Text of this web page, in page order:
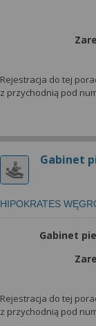
Rejestracja do tej
z przychodnią pod
Gabinet
HIPOKRATES
Gabinet
Rejestracja do tej
z przychodnią pod